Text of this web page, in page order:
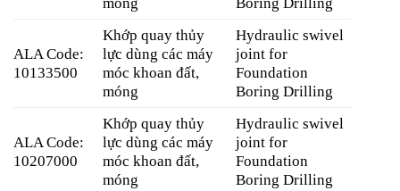
ALA Code:
10133500
Khớp quay thủy
lực dùng các máy
móc khoan đất,
móng
Hydraulic swivel
joint for
Foundation
Boring Drilling
ALA Code:
10207000
Khớp quay thủy
lực dùng các máy
móc khoan đất,
móng
Hydraulic swivel
joint for
Foundation
Boring Drilling